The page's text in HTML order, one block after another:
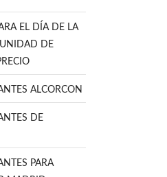
EL DÍA DE LA
DE
ALCORCON
DE
PARA